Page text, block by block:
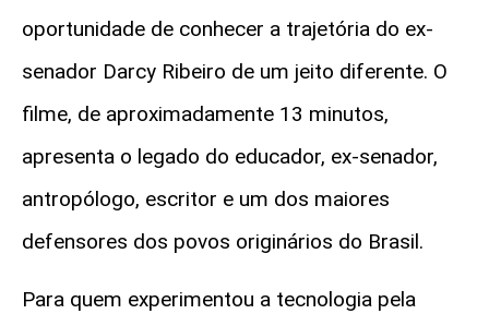
oportunidade de conhecer a trajetória do ex-
senador Darcy Ribeiro de um jeito diferente. O
filme, de aproximadamente 13 minutos,
apresenta o legado do educador, ex-senador,
antropólogo, escritor e um dos maiores
defensores dos povos originários do Brasil.
Para quem experimentou a tecnologia pela